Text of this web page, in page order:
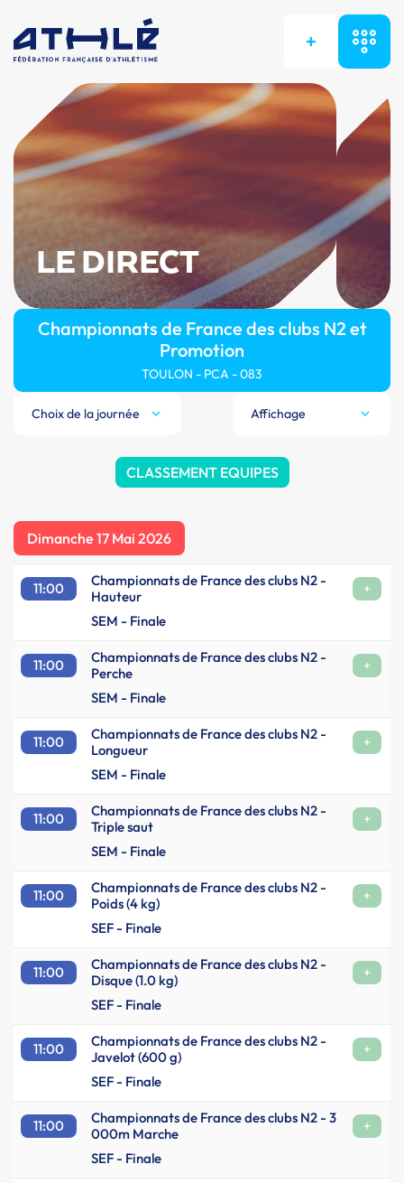
+
LE DIRECT
Championnats de France des clubs N2 et
Promotion
TOULON - PCA - 083
Choix de la journée Affichage
CLASSEMENT EQUIPES
Dimanche 17 Mai 2026
11:00
Championnats de France des clubs N2 -
Hauteur
+
SEM - Finale
11:00
Championnats de France des clubs N2 -
Perche
+
SEM - Finale
11:00
Championnats de France des clubs N2 -
Longueur
+
SEM - Finale
11:00
Championnats de France des clubs N2 -
Triple saut
+
SEM - Finale
11:00
Championnats de France des clubs N2 -
Poids (4 kg)
+
SEF - Finale
11:00
Championnats de France des clubs N2 -
Disque (1.0 kg)
+
SEF - Finale
11:00
Championnats de France des clubs N2 -
Javelot (600 g)
+
SEF - Finale
11:00
Championnats de France des clubs N2 - 3
000m Marche
+
SEF - Finale